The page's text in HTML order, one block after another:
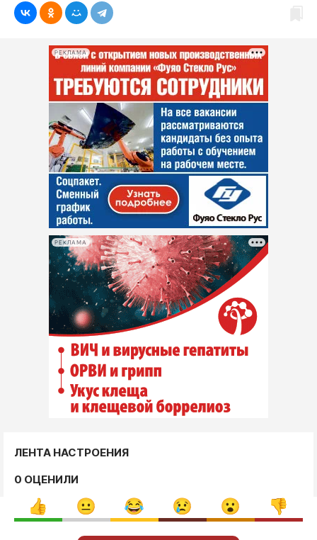
РЕКЛАМА
РЕКЛАМА
ЛЕНТА НАСТРОЕНИЯ
0 ОЦЕНИЛИ